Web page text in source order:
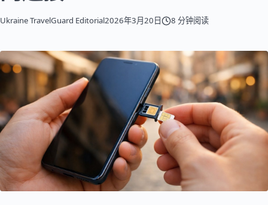
Ukraine TravelGuard Editorial2026年3月20日 8 分钟阅读